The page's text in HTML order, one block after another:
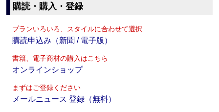
購読・購入・登録
プランいろいろ、スタイルに合わせて選択
購読申込み（新聞 / 電子版）
書籍、電子商材の購入はこちら
オンラインショップ
まずはご登録ください
メールニュース 登録（無料）